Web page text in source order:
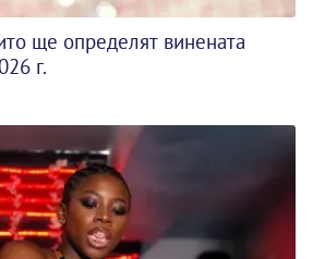
ще определят винената
г.